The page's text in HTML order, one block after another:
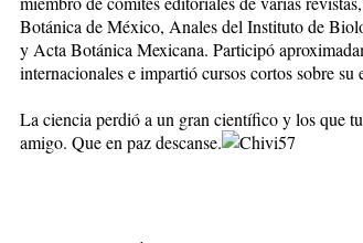
Botánica de México, Anales del Instituto de
y Acta Botánica Mexicana. Participó
internacionales e impartió cursos cortos sobre
La ciencia perdió a un gran científico y los que
amigo. Que en paz descanse.